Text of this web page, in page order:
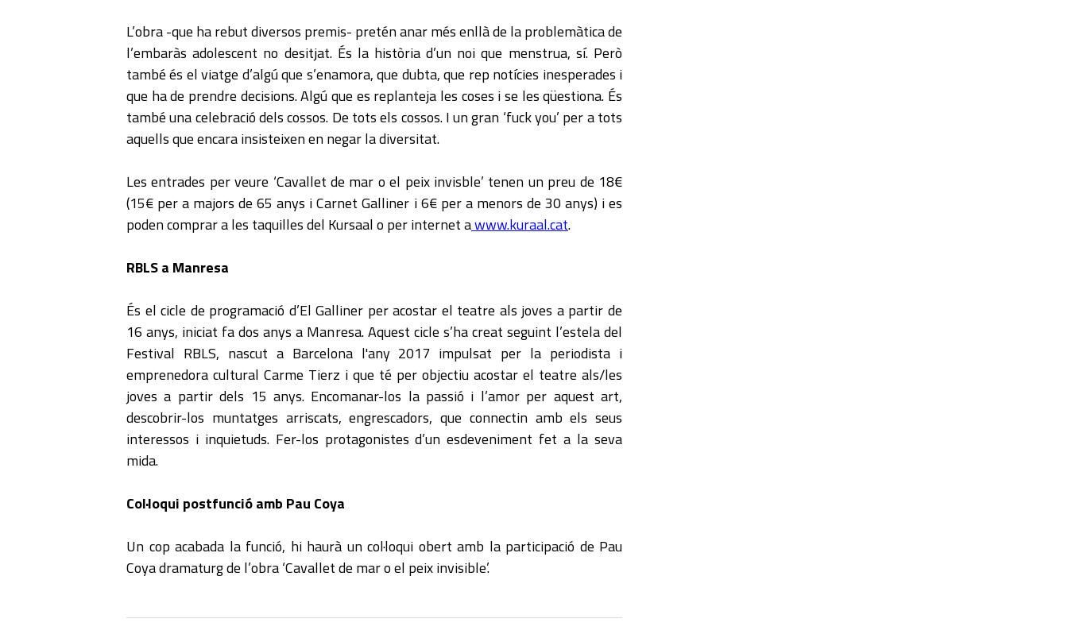
L’obra -que ha rebut diversos premis- pretén anar més enllà de la problemàtica de
l’embaràs adolescent no desitjat. És la història d’un noi que menstrua, sí. Però
també és el viatge d’algú que s’enamora, que dubta, que rep notícies inesperades i
que ha de prendre decisions. Algú que es replanteja les coses i se les qüestiona. És
també una celebració dels cossos. De tots els cossos. I un gran ‘fuck you’ per a tots
aquells que encara insisteixen en negar la diversitat.
Les entrades per veure ‘Cavallet de mar o el peix invisble’ tenen un preu de 18€
(15€ per a majors de 65 anys i Carnet Galliner i 6€ per a menors de 30 anys) i es
poden comprar a les taquilles del Kursaal o per internet awww.kuraal.cat.
RBLS a Manresa
És el cicle de programació d’El Galliner per acostar el teatre als joves a partir de
16 anys, iniciat fa dos anys a Manresa. Aquest cicle s’ha creat seguint l’estela del
Festival RBLS, nascut a Barcelona l'any 2017 impulsat per la periodista i
emprenedora cultural Carme Tierz i que té per objectiu acostar el teatre als/les
joves a partir dels 15 anys. Encomanar-los la passió i l’amor per aquest art,
descobrir-los muntatges arriscats, engrescadors, que connectin amb els seus
interessos i inquietuds. Fer-los protagonistes d’un esdeveniment fet a la seva
mida.
Col·loqui postfunció amb Pau Coya
Un cop acabada la funció, hi haurà un col·loqui obert amb la participació de Pau
Coya dramaturg de l’obra ‘Cavallet de mar o el peix invisible’.